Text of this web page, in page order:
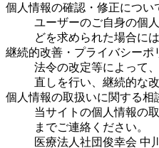
個人情報の確認・修正につい
ユーザーのご自身の個
どを求められた場合に
継続的改善・プライバシーポ
法令の改定等によって
直しを行い、継続的な
個人情報の取扱いに関する相
当サイトの個人情報の
までご連絡ください。
医療法人社団俊幸会 中